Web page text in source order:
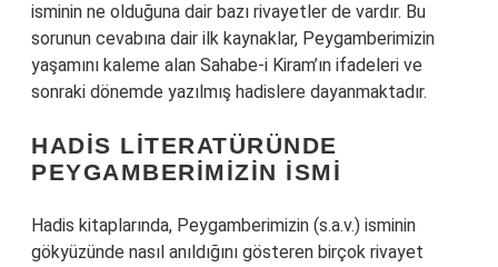
isminin ne olduğuna dair bazı rivayetler de vardır. Bu
sorunun cevabına dair ilk kaynaklar, Peygamberimizin
yaşamını kaleme alan Sahabe-i Kiram’ın ifadeleri ve
sonraki dönemde yazılmış hadislere dayanmaktadır.
HADIS LITERATÜRÜNDE
PEYGAMBERIMIZIN İSMI
Hadis kitaplarında, Peygamberimizin (s.a.v.) isminin
gökyüzünde nasıl anıldığını gösteren birçok rivayet